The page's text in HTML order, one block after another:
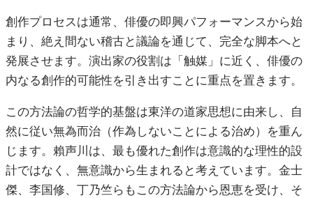
創作プロセスは通常、俳優の即興パフォーマンスから始
まり、絶え間ない稽古と議論を通じて、完全な脚本へと
発展させます。演出家の役割は「触媒」に近く、俳優の
内なる創作的可能性を引き出すことに重点を置きます。
この方法論の哲学的基盤は東洋の道家思想に由来し、自
然に従い無為而治（作為しないことによる治め）を重ん
じます。賴声川は、最も優れた創作は意識的な理性的設
計ではなく、無意識から生まれると考えています。金士
傑、李国修、丁乃竺らもこの方法論から恩恵を受け、そ